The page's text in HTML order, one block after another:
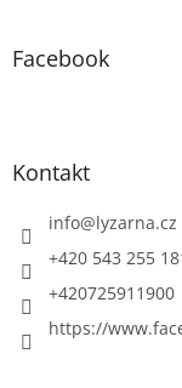
Facebook
Kontakt
info@lyzarna.cz
+420 543 255
+420725911900
https://